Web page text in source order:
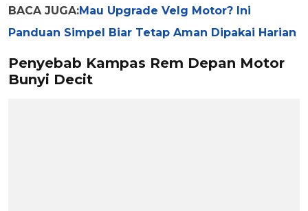
BACA JUGA:Mau Upgrade Velg Motor? Ini
Panduan Simpel Biar Tetap Aman Dipakai Harian
Penyebab Kampas Rem Depan Motor
Bunyi Decit